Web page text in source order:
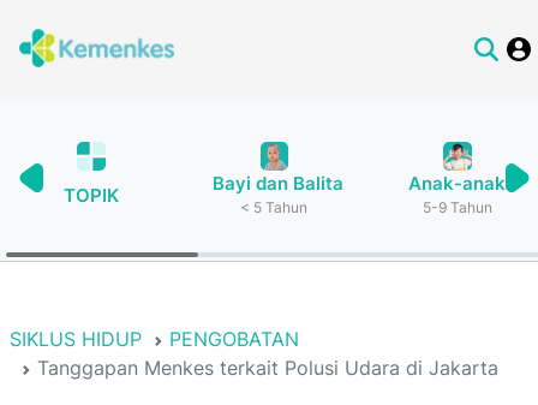
TOPIK
Bayi dan Balita
< 5 Tahun
Anak-anak
5-9 Tahun
SIKLUS HIDUP
PENGOBATAN
Tanggapan Menkes terkait Polusi Udara di Jakarta